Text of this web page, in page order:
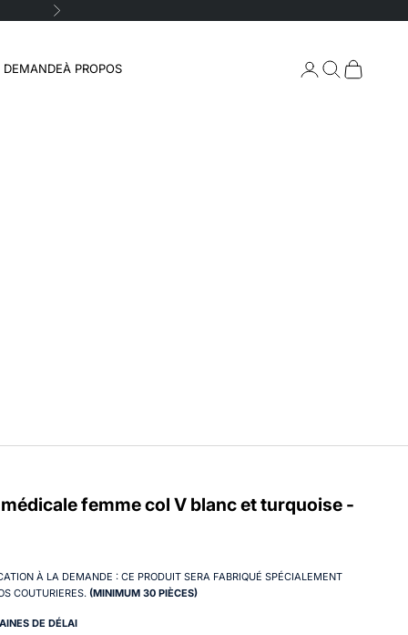
Suivant
À PROPOS Connexion
Recherche
Panier
femme col V blanc et turquoise -
À LA DEMANDE : CE PRODUIT SERA FABRIQUÉ SPÉCIALEMENT
COUTURIERES. (MINIMUM 30 PIÈCES)
DE DÉLAI